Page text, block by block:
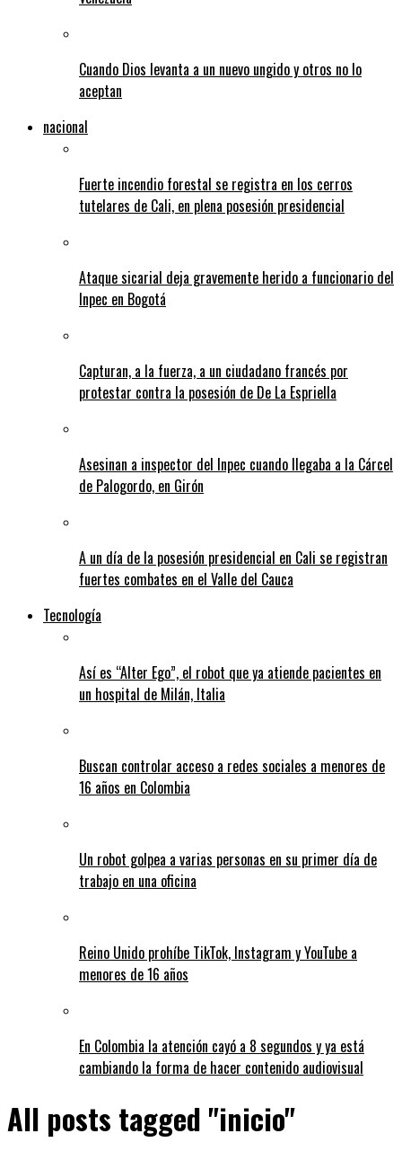
Cuando Dios levanta a un nuevo ungido y otros no lo
aceptan
nacional
Fuerte incendio forestal se registra en los cerros
tutelares de Cali, en plena posesión presidencial
Ataque sicarial deja gravemente herido a funcionario del
Inpec en Bogotá
Capturan, a la fuerza, a un ciudadano francés por
protestar contra la posesión de De La Espriella
Asesinan a inspector del Inpec cuando llegaba a la Cárcel
de Palogordo, en Girón
A un día de la posesión presidencial en Cali se registran
fuertes combates en el Valle del Cauca
Tecnología
Así es “Alter Ego”, el robot que ya atiende pacientes en
un hospital de Milán, Italia
Buscan controlar acceso a redes sociales a menores de
16 años en Colombia
Un robot golpea a varias personas en su primer día de
trabajo en una oficina
Reino Unido prohíbe TikTok, Instagram y YouTube a
menores de 16 años
En Colombia la atención cayó a 8 segundos y ya está
cambiando la forma de hacer contenido audiovisual
All posts tagged "inicio"